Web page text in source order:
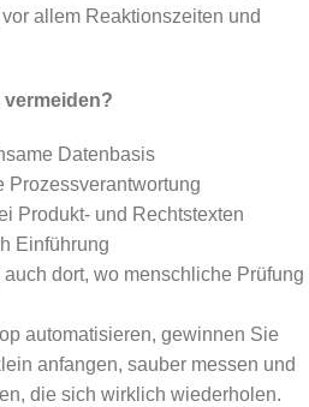
allem Reaktionszeiten und
vermeiden?
Datenbasis
Prozessverantwortung
Produkt- und Rechtstexten
Einführung
dort, wo menschliche Prüfung
automatisieren, gewinnen Sie
anfangen, sauber messen und
die sich wirklich wiederholen.